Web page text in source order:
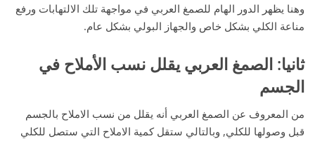
وهنا يظهر الدور الهام للصمغ العربي في مواجهة تلك الالتهابات ورفع
مناعة الكلي بشكل خاص والجهاز البولي بشكل عام.
ثانيا: الصمغ العربي يقلل نسب الأملاح في
الجسم
من المعروف عن الصمغ العربي أنه يقلل من نسب الاملاح بالجسم
قبل وصولها للكلي, وبالتالي ستقل كمية الاملاح التي ستصل للكلي